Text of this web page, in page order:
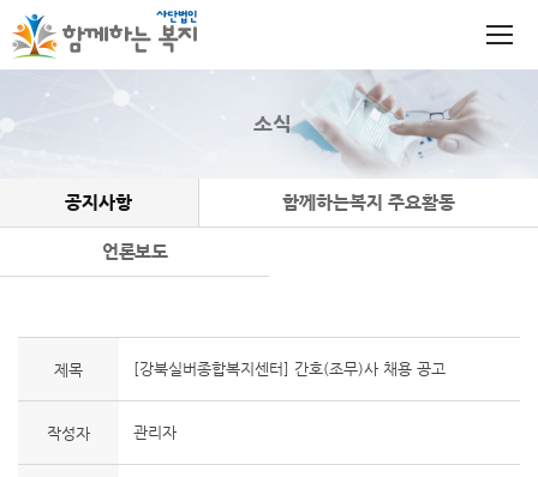
소식
공지사항 함께하는복지 주요활동
언론보도
제목 [강북실버종합복지센터] 간호(조무)사 채용 공고
작성자 관리자